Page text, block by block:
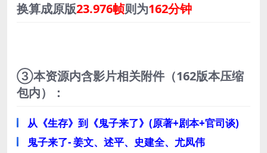
换算成原版23.976帧则为162分钟
③本资源内含影片相关附件（162版本压缩
包内）：
从《生存》到《鬼子来了》(原著+剧本+官司谈)
鬼子来了- 姜文、述平、史建全、尤凤伟